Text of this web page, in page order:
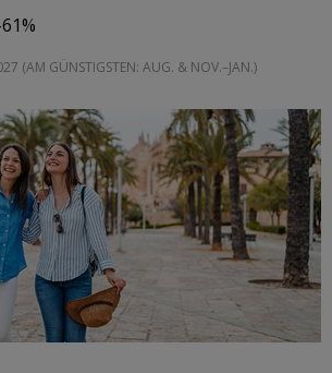
(AM GÜNSTIGSTEN: AUG. & NOV.–JAN.)